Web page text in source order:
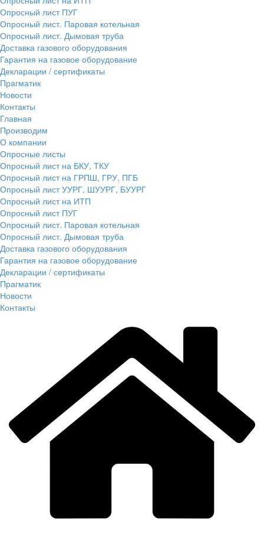
Опросный лист ПУГ
Опросный лист. Паровая котельная
Опросный лист. Дымовая труба
Доставка газового оборудования
Гарантия на газовое оборудование
Декларации / сертификаты
Прагматик
Новости
Контакты
Главная
Производим
О компании
Опросные листы
Опросный лист на БКУ, ТКУ
Опросный лист на ГРПШ, ГРУ, ПГБ
Опросный лист УУРГ, ШУУРГ, БУУРГ
Опросный лист на ИТП
Опросный лист ПУГ
Опросный лист. Паровая котельная
Опросный лист. Дымовая труба
Доставка газового оборудования
Гарантия на газовое оборудование
Декларации / сертификаты
Прагматик
Новости
Контакты